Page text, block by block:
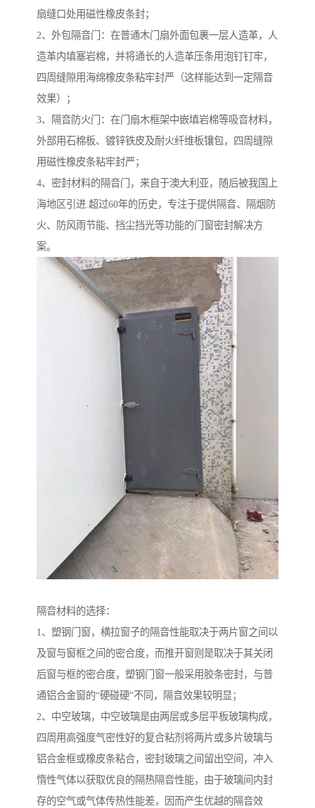
扇缝口处用磁性橡皮条封；
2、外包隔音门：在普通木门扇外面包裹一层人造革，人
造革内填塞岩棉，并将通长的人造革压条用泡钉钉牢，
四周缝隙用海绵橡皮条粘牢封严（这样能达到一定隔音
效果）；
3、隔音防火门：在门扇木框架中嵌填岩棉等吸音材料，
外部用石棉板、镀锌铁皮及耐火纤维板镶包，四周缝隙
用磁性橡皮条粘牢封严；
4、密封材料的隔音门，来自于澳大利亚，随后被我国上
海地区引进.超过60年的历史，专注于提供隔音、隔烟防
火、防风雨节能、挡尘挡光等功能的门窗密封解决方
案。
隔音材料的选择：
1、塑钢门窗，横拉窗子的隔音性能取决于两片窗之间以
及窗与窗框之间的密合度，而推开窗则是取决于其关闭
后窗与框的密合度，塑钢门窗一般采用胶条密封，与普
通铝合金窗的“硬碰硬”不同，隔音效果较明显；
2、中空玻璃，中空玻璃是由两层或多层平板玻璃构成，
四周用高强度气密性好的复合粘剂将两片或多片玻璃与
铝合金框或橡皮条粘合，密封玻璃之间留出空间，冲入
惰性气体以获取优良的隔热隔音性能，由于玻璃间内封
存的空气或气体传热性能差，因而产生优越的隔音效